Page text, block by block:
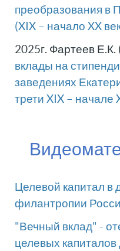
преобразования в
(XIX – начало XX
2025г. Фартеев Е.К.
вклады на
заведениях
трети XIX – начале
Целевой капитал в
филантропии
"Вечный вклад" -
целевых капиталов